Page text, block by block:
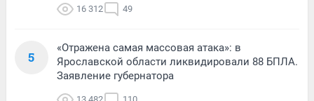
16 312 49
5
«Отражена самая массовая атака»: в
Ярославской области ликвидировали 88 БПЛА.
Заявление губернатора